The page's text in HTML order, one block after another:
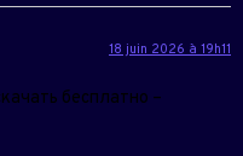
18 juin 2026 à 19h11
бесплатно –